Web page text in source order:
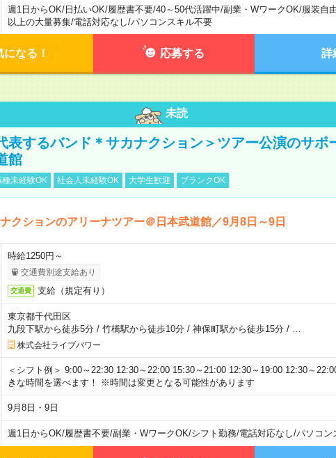
週1日からOK/日払いOK/履歴書不要/40～50代活躍中/副業・WワークOK/服装自
以上の大量募集/電話対応なし/パソコンスキル不要
になる！ 応募する 詳
未読
表するバンド＊サカナクション＞ツアー公演のサポ
館
種未経験OK 社会人未経験OK 大学生歓迎 ブランクOK
クションのアリーナツアー＠日本武道館／9月8日～9日
時給1250円～
交通費別途支給あり
交通費 支給（規定有り）
東京都千代田区
九段下駅から徒歩5分/ 竹橋駅から徒歩10分/ 神保町駅から徒歩15分/
株式会社ライブパワー
＜シフト例＞ 9:00～22:30 12:30～22:00 15:30～21:00 12:30～19:00 12:30～
きな時間を選べます！ ※時間は変更となる可能性があります
9月8日・9日
週1日からOK/履歴書不要/副業・WワークOK/シフト勤務/電話対応なし/パソコン